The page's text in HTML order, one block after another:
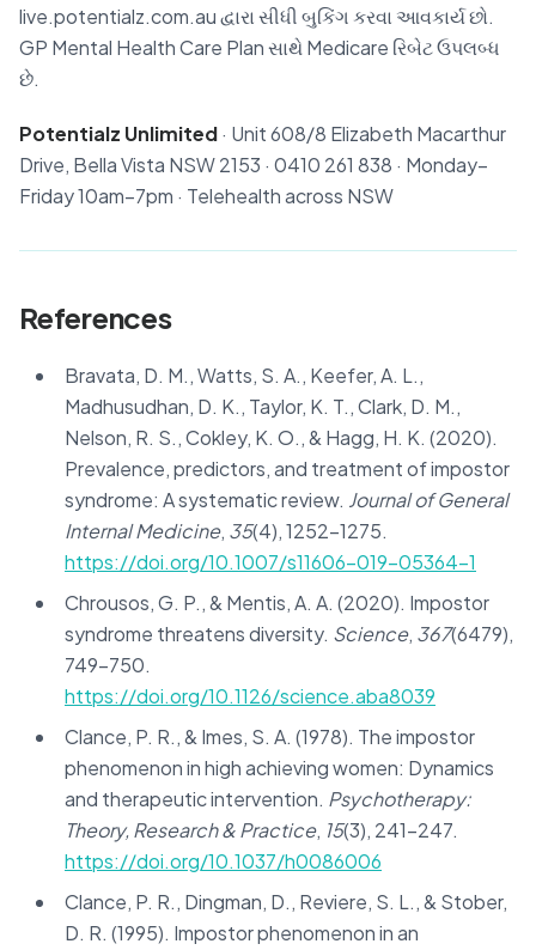
live.potentialz.com.au દ્વારા સીધી બુકિંગ કરવા આવકાર્ય છો.
GP Mental Health Care Plan સાથે Medicare રિબેટ ઉપલબ્ધ
છે.
Potentialz Unlimited· Unit 608/8 Elizabeth Macarthur
Drive, Bella Vista NSW 2153 · 0410 261 838 · Monday–
Friday 10am–7pm · Telehealth across NSW
References
Bravata, D. M., Watts, S. A., Keefer, A. L.,
Madhusudhan, D. K., Taylor, K. T., Clark, D. M.,
Nelson, R. S., Cokley, K. O., & Hagg, H. K. (2020).
Prevalence, predictors, and treatment of impostor
syndrome: A systematic review. Journal of General
Internal Medicine, 35(4), 1252–1275.
https://doi.org/10.1007/s11606-019-05364-1
Chrousos, G. P., & Mentis, A. A. (2020). Impostor
syndrome threatens diversity. Science, 367(6479),
749–750.
https://doi.org/10.1126/science.aba8039
Clance, P. R., & Imes, S. A. (1978). The impostor
phenomenon in high achieving women: Dynamics
and therapeutic intervention. Psychotherapy:
Theory, Research & Practice, 15(3), 241–247.
https://doi.org/10.1037/h0086006
Clance, P. R., Dingman, D., Reviere, S. L., & Stober,
D. R. (1995). Impostor phenomenon in an